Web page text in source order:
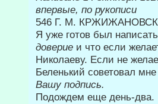
впервые, по рукописи
546 Г. М.
Я уже готов был
доверие и что если
Николаеву. Если не
Беленький советовал
Вашу подпись.
Подождем еще день-два.